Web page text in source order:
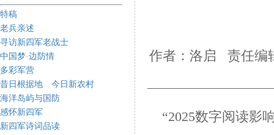
特稿
老兵亲述
寻访新四军老战士
中国梦·边防情
多彩军营
昔日根据地 今日新农村
海洋岛屿与国防
感怀新四军
新四军诗词品读
作者：洛启 责任编
“2025数字阅读影